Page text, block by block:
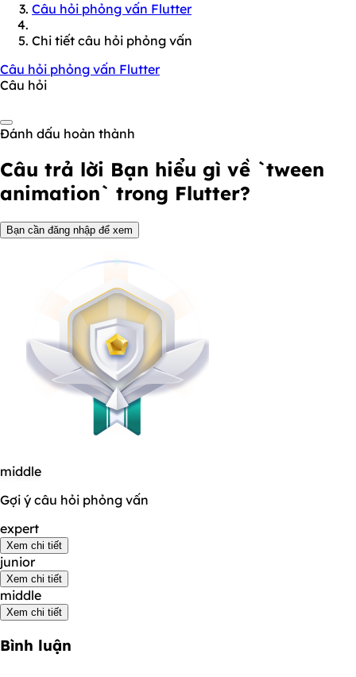
Câu hỏi phỏng vấn Flutter
Chi tiết câu hỏi phỏng vấn
Câu hỏi phỏng vấn Flutter
Câu hỏi
Đánh dấu hoàn thành
Câu trả lời Bạn hiểu gì về `tween
animation` trong Flutter?
Bạn cần đăng nhập để xem
middle
Gợi ý câu hỏi phỏng vấn
expert
Xem chi tiết
junior
Xem chi tiết
middle
Xem chi tiết
Bình luận